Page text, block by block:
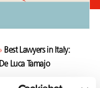
Best Lawyers in Italy:
Luca Tamajo